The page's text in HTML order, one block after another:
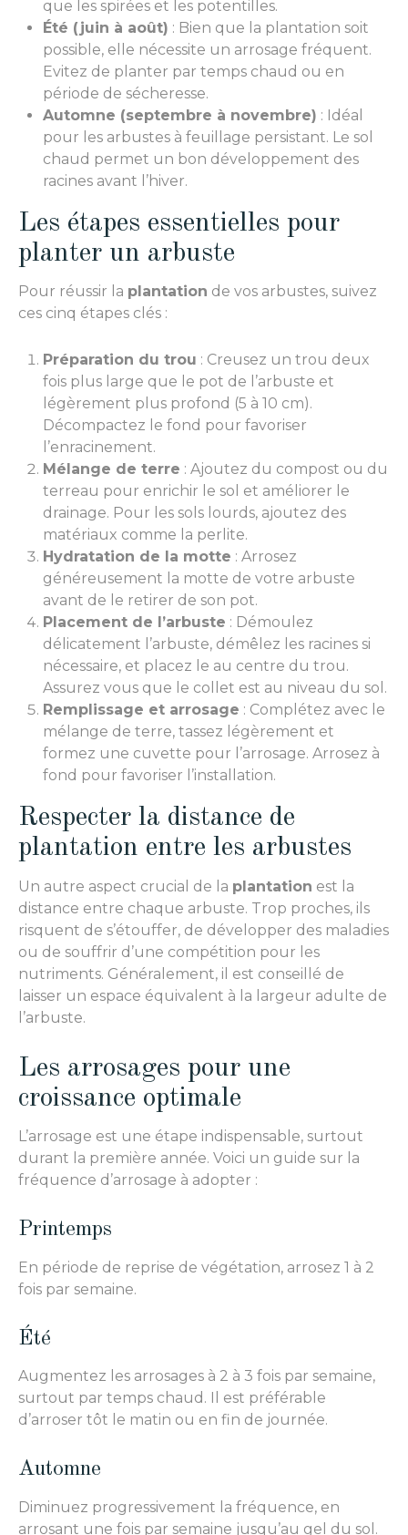
que les spirées et les potentilles.
Été (juin à août) : Bien que la plantation soit
possible, elle nécessite un arrosage fréquent.
Evitez de planter par temps chaud ou en
période de sécheresse.
Automne (septembre à novembre) : Idéal
pour les arbustes à feuillage persistant. Le sol
chaud permet un bon développement des
racines avant l’hiver.
Les étapes essentielles pour
planter un arbuste
Pour réussir la plantation de vos arbustes, suivez
ces cinq étapes clés :
Préparation du trou : Creusez un trou deux
fois plus large que le pot de l’arbuste et
légèrement plus profond (5 à 10 cm).
Décompactez le fond pour favoriser
l’enracinement.
Mélange de terre : Ajoutez du compost ou du
terreau pour enrichir le sol et améliorer le
drainage. Pour les sols lourds, ajoutez des
matériaux comme la perlite.
Hydratation de la motte : Arrosez
généreusement la motte de votre arbuste
avant de le retirer de son pot.
Placement de l’arbuste : Démoulez
délicatement l’arbuste, démêlez les racines si
nécessaire, et placez le au centre du trou.
Assurez vous que le collet est au niveau du sol.
Remplissage et arrosage : Complétez avec le
mélange de terre, tassez légèrement et
formez une cuvette pour l’arrosage. Arrosez à
fond pour favoriser l’installation.
Respecter la distance de
plantation entre les arbustes
Un autre aspect crucial de la plantation est la
distance entre chaque arbuste. Trop proches, ils
risquent de s’étouffer, de développer des maladies
ou de souffrir d’une compétition pour les
nutriments. Généralement, il est conseillé de
laisser un espace équivalent à la largeur adulte de
l’arbuste.
Les arrosages pour une
croissance optimale
L’arrosage est une étape indispensable, surtout
durant la première année. Voici un guide sur la
fréquence d’arrosage à adopter :
Printemps
En période de reprise de végétation, arrosez 1 à 2
fois par semaine.
Été
Augmentez les arrosages à 2 à 3 fois par semaine,
surtout par temps chaud. Il est préférable
d’arroser tôt le matin ou en fin de journée.
Automne
Diminuez progressivement la fréquence, en
arrosant une fois par semaine jusqu’au gel du sol.